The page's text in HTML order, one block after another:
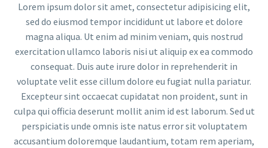
Lorem ipsum dolor sit amet, consectetur adipisicing elit,
sed do eiusmod tempor incididunt ut labore et dolore
magna aliqua. Ut enim ad minim veniam, quis nostrud
exercitation ullamco laboris nisi ut aliquip ex ea commodo
consequat. Duis aute irure dolor in reprehenderit in
voluptate velit esse cillum dolore eu fugiat nulla pariatur.
Excepteur sint occaecat cupidatat non proident, sunt in
culpa qui officia deserunt mollit anim id est laborum. Sed ut
perspiciatis unde omnis iste natus error sit voluptatem
accusantium doloremque laudantium, totam rem aperiam,